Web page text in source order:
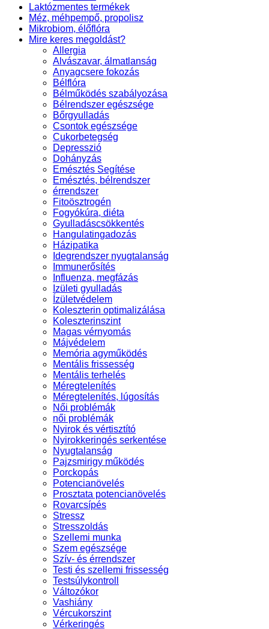
Laktózmentes termékek
Méz, méhpempő, propolisz
Mikrobiom, élőflóra
Mire keres megoldást?
Allergia
Alvászavar, álmatlanság
Anyagcsere fokozás
Bélflóra
Bélműködés szabályozása
Bélrendszer egészsége
Bőrgyulladás
Csontok egészsége
Cukorbetegség
Depresszió
Dohányzás
Emésztés Segítése
Emésztés, bélrendszer
érrendszer
Fitoösztrogén
Fogyókúra, diéta
Gyulladáscsökkentés
Hangulatingadozás
Házipatika
Idegrendszer nyugtalanság
Immunerősítés
Influenza, megfázás
Izületi gyulladás
Ízületvédelem
Koleszterin optimalizálása
Koleszterinszint
Magas vérnyomás
Májvédelem
Memória agyműködés
Mentális frissesség
Mentális terhelés
Méregtelenítés
Méregtelenítés, lúgosítás
Női problémák
női problémák
Nyirok és vértisztító
Nyirokkeringés serkentése
Nyugtalanság
Pajzsmirigy működés
Porckopás
Potencianövelés
Prosztata potencianövelés
Rovarcsípés
Stressz
Stresszoldás
Szellemi munka
Szem egészsége
Szív- és érrendszer
Testi és szellemi frissesség
Testsúlykontroll
Változókor
Vashiány
Vércukorszint
Vérkeringés